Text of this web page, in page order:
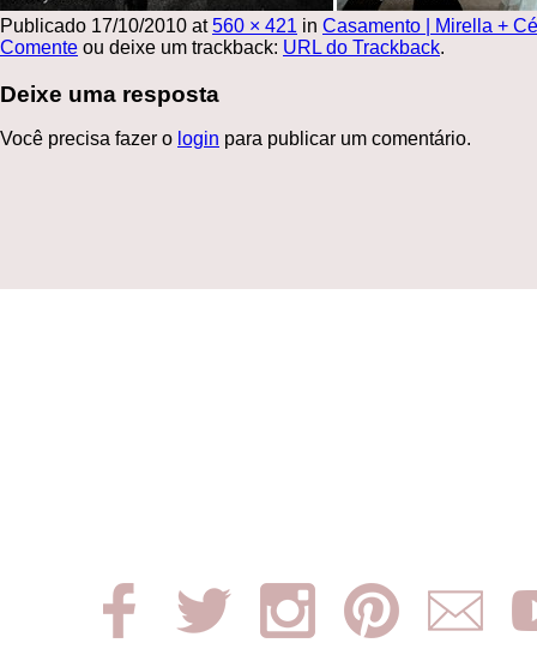
Publicado 17/10/2010 at560 × 421 in Casamento | Mirella +
Comente ou deixe um trackback: URL do Trackback.
Deixe uma resposta
Você precisa fazer o login para publicar um comentário.